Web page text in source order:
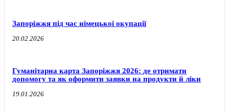
Запоріжжя під час німецької окупації
20.02.2026
Гуманітарна карта Запоріжжя 2026: де отримати
допомогу та як оформити заявки на продукти й ліки
19.01.2026